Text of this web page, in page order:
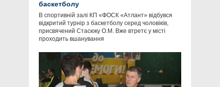
баскетболу
В спортивній залі КП «ФОСК «Атлант» відбувся
відкритий турнір з баскетболу серед чоловіків,
присвячений Стасюку О.М. Вже втретє у місті
проходить вшанування